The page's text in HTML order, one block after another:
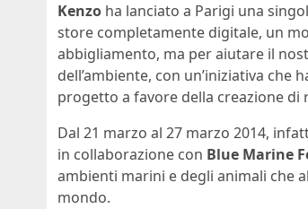
Kenzo ha lanciato a Parigi una
store completamente digitale, un
abbigliamento, ma per aiutare il
dell’ambiente, con un’iniziativa che
progetto a favore della creazione
Dal 21 marzo al 27 marzo 2014,
in collaborazione con Blue Marine
ambienti marini e degli animali che
mondo.